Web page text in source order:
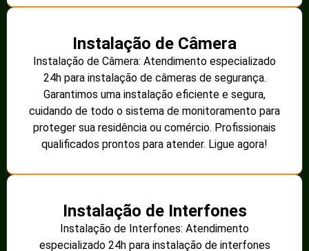
Instalação de Câmera
Instalação de Câmera: Atendimento especializado
24h para instalação de câmeras de segurança.
Garantimos uma instalação eficiente e segura,
cuidando de todo o sistema de monitoramento para
proteger sua residência ou comércio. Profissionais
qualificados prontos para atender. Ligue agora!
Instalação de Interfones
Instalação de Interfones: Atendimento
especializado 24h para instalação de interfones